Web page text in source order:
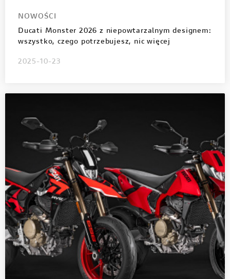
NOWOŚCI
Ducati Monster 2026 z niepowtarzalnym designem:
wszystko, czego potrzebujesz, nic więcej
2025-10-23